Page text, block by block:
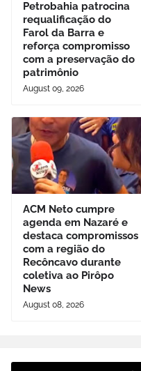
Petrobahia patrocina
requalificação do
Farol da Barra e
reforça compromisso
com a preservação do
patrimônio
August 09, 2026
ACM Neto cumpre
agenda em Nazaré e
destaca compromissos
com a região do
Recôncavo durante
coletiva ao Pirôpo
News
August 08, 2026